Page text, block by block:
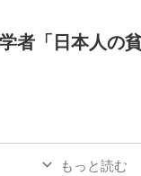
者「日本人の
もっと読む